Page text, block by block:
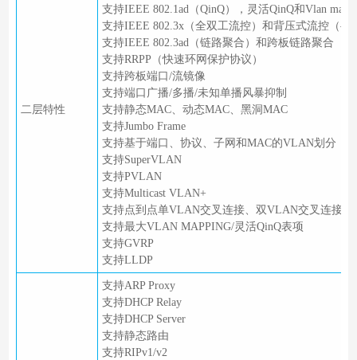
二层特性
支持IEEE 802.1ad（QinQ），灵活QinQ和Vlan
支持IEEE 802.3x（全双工流控）和背压式流控（半
支持IEEE 802.3ad（链路聚合）和跨板链路聚合
支持RRPP（快速环网保护协议）
支持跨板端口/流镜像
支持端口广播/多播/未知单播风暴抑制
支持静态MAC、动态MAC、黑洞MAC
支持Jumbo Frame
支持基于端口、协议、子网和MAC的VLAN划分
支持SuperVLAN
支持PVLAN
支持Multicast VLAN+
支持点到点单VLAN交叉连接、双VLAN交叉连接
支持最大VLAN MAPPING/灵活QinQ表项
支持GVRP
支持LLDP
支持ARP Proxy
支持DHCP Relay
支持DHCP Server
支持静态路由
支持RIPv1/v2